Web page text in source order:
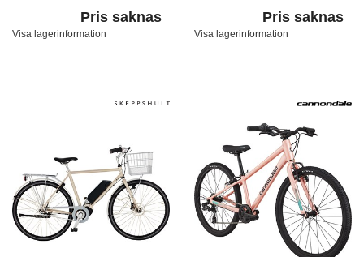
Pris saknas
Visa lagerinformation
Pris saknas
Visa lagerinformation